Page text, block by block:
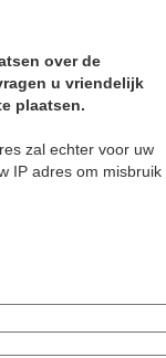
over de
u vriendelijk
plaatsen.
zal echter voor uw
IP adres om misbruik